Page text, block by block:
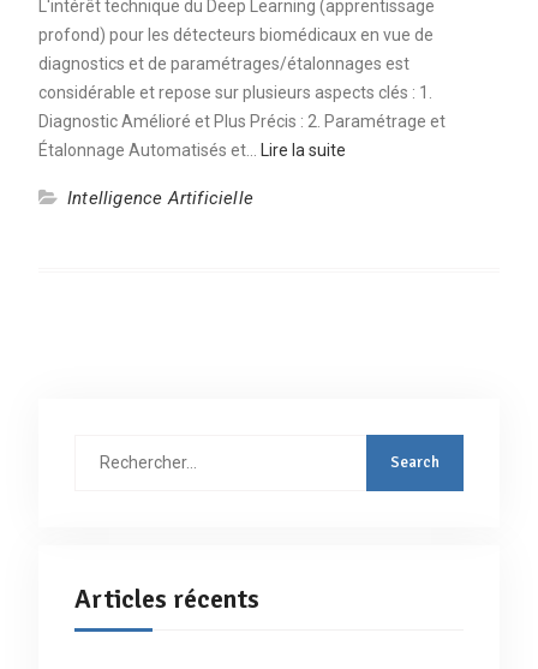
L'intérêt technique du Deep Learning (apprentissage
profond) pour les détecteurs biomédicaux en vue de
diagnostics et de paramétrages/étalonnages est
considérable et repose sur plusieurs aspects clés : 1.
Diagnostic Amélioré et Plus Précis : 2. Paramétrage et
Étalonnage Automatisés et…
Lire la suite
Intelligence Artificielle
Articles récents